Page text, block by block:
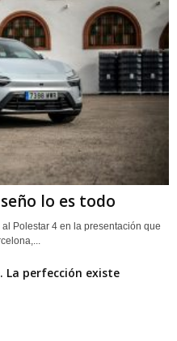
lo es todo
Polestar 4 en la presentación que
La perfección existe